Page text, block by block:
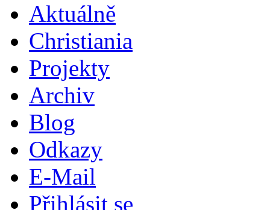
Aktuálně
Christiania
Projekty
Archiv
Blog
Odkazy
E-Mail
Přihlásit se